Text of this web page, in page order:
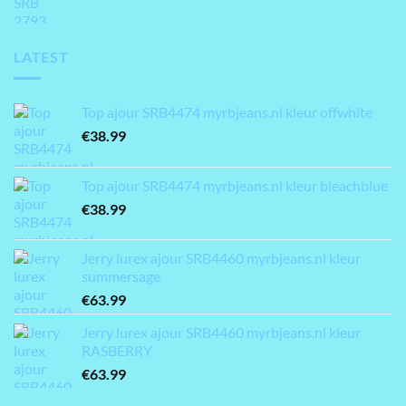
LATEST
Top ajour SRB4474 myrbjeans.nl kleur offwhite
€38.99
Top ajour SRB4474 myrbjeans.nl kleur bleachblue
€38.99
Jerry lurex ajour SRB4460 myrbjeans.nl kleur
summersage
€63.99
Jerry lurex ajour SRB4460 myrbjeans.nl kleur
RASBERRY
€63.99